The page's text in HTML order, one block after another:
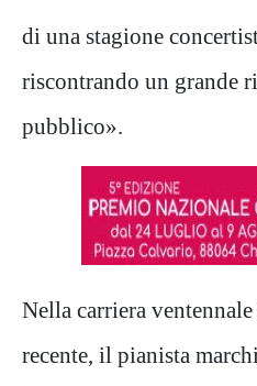
di una stagione
riscontrando un grande
pubblico».
Nella carriera
recente, il pianista